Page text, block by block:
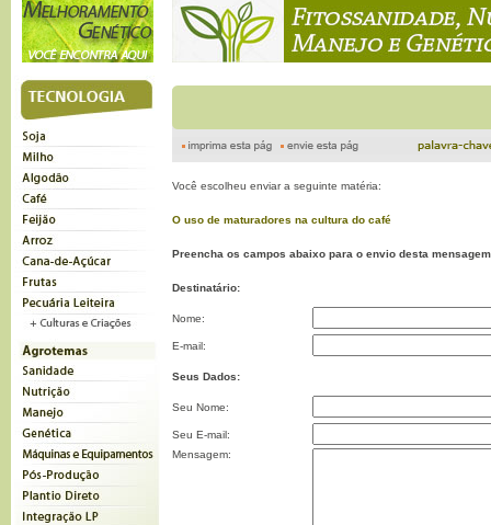
Você escolheu enviar a seguinte matéria:
O uso de maturadores na cultura do café
Preencha os campos abaixo para o envio desta
Destinatário:
Nome:
E-mail:
Seus Dados:
Seu Nome:
Seu E-mail:
Mensagem: